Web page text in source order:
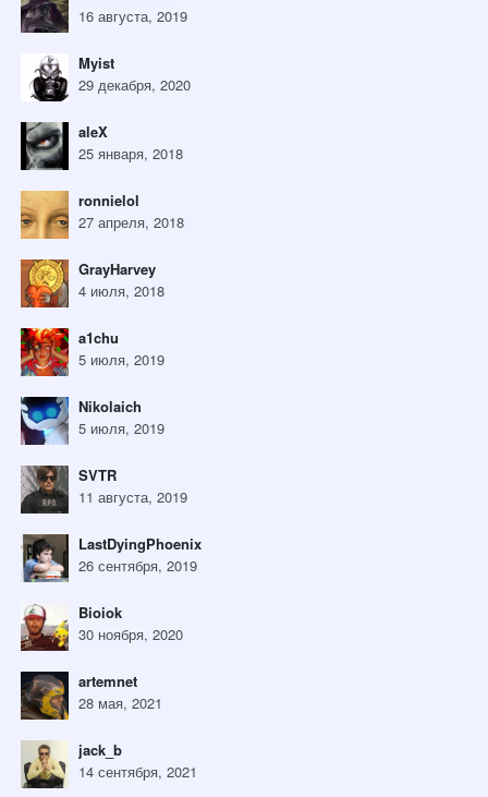
16 августа, 2019
Myist
29 декабря, 2020
aleX
25 января, 2018
ronnielol
27 апреля, 2018
GrayHarvey
4 июля, 2018
a1chu
5 июля, 2019
Nikolaich
5 июля, 2019
SVTR
11 августа, 2019
LastDyingPhoenix
26 сентября, 2019
Bioiok
30 ноября, 2020
artemnet
28 мая, 2021
jack_b
14 сентября, 2021